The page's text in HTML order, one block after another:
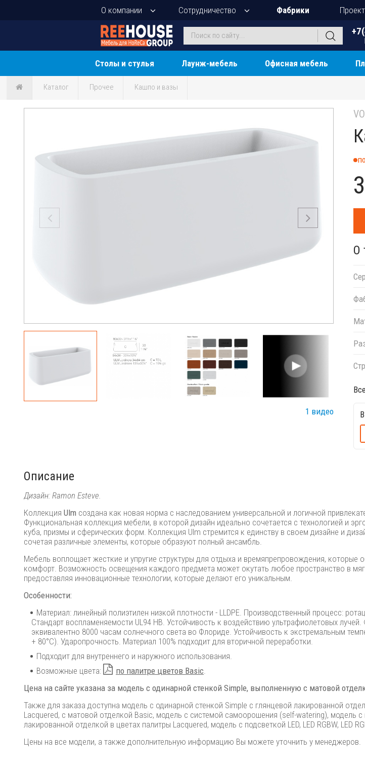
О компании Сотрудничество Фабрики
Столы и стулья Лаунж-мебель Офисная мебель
Каталог Прочее Кашпо и вазы
1 видео
О
Описание
Дизайн: Ramon Esteve.
Коллекция Ulm создана как новая норма с наследованием универсальной и логичной
Функциональная коллекция мебели, в которой дизайн идеально сочетается с технологией и
куба, призмы и сферических форм. Коллекция Ulm стремится к единству в своем дизайне и
сочетая различные элементы, которые образуют полный ансамбль.
Мебель воплощает жесткие и упругие структуры для отдыха и времяпрепровождения, которые
комфорт. Возможность освещения каждого предмета может окутать любое пространство в
предоставляя инновационные технологии, которые делают его уникальным.
Особенности:
Материал: линейный полиэтилен низкой плотности - LLDPE. Производственный процесс:
Стандарт воспламеняемости UL94 HB. Устойчивость к воздействию ультрафиолетовых лучей.
эквивалентно 8000 часам солнечного света во Флориде. Устойчивость к экстремальным
+ 80°C). Ударопрочность. Материал 100% подходит для вторичной переработки.
Подходит для внутреннего и наружного использования.
Возможные цвета:
по палитре цветов Basic.
Цена на сайте указана за модель с одинарной стенкой Simple, выполненную с матовой
Также для заказа доступна модель с одинарной стенкой Simple с глянцевой лакированной
Lacquered, с матовой отделкой Basic, модель с системой самоорошения (self-watering), модель с
лакированной отделкой в цветах палитры Lacquered, модель с подсветкой LED, LED RGBW, LED
Цены на все модели, а также дополнительную информацию Вы можете уточнить у менеджеров.